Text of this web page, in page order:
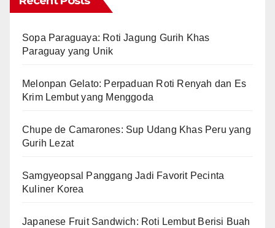
Sopa Paraguaya: Roti Jagung Gurih Khas
Paraguay yang Unik
Melonpan Gelato: Perpaduan Roti Renyah dan Es
Krim Lembut yang Menggoda
Chupe de Camarones: Sup Udang Khas Peru yang
Gurih Lezat
Samgyeopsal Panggang Jadi Favorit Pecinta
Kuliner Korea
Japanese Fruit Sandwich: Roti Lembut Berisi Buah